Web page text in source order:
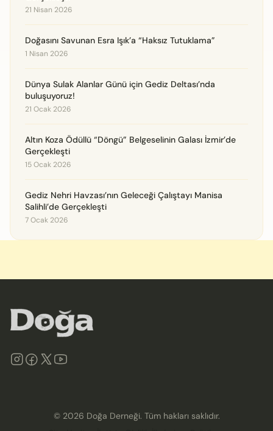
21 Nisan 2026
Doğasını Savunan Esra Işık’a “Haksız Tutuklama”
1 Nisan 2026
Dünya Sulak Alanlar Günü için Gediz Deltası’nda
buluşuyoruz!
21 Ocak 2026
Altın Koza Ödüllü “Döngü” Belgeselinin Galası İzmir’de
Gerçekleşti
15 Ocak 2026
Gediz Nehri Havzası’nın Geleceği Çalıştayı Manisa
Salihli’de Gerçekleşti
7 Ocak 2026
© 2026 Doğa Derneği. Tüm hakları saklıdır.